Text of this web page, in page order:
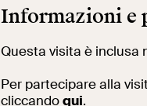
Informazioni e
Questa visita è inclusa
Per partecipare alla
cliccandoqui.